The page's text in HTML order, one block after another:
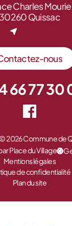
Charles
30260 Quissac
nous
66 77 30
2026 Commune de
Place du Village
Mentions légales
de confidentialité
Plan du site